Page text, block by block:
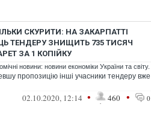
СКУРИТИ: НА ЗАКАРПАТТІ
ТЕНДЕРУ ЗНИЩИТЬ 735 ТИСЯЧ
ЗА 1 КОПІЙКУ
новини: новини економіки України та світу.
пропозицію інші учасники тендеру вже
02.10.2020, 12:14 • 460 • 0